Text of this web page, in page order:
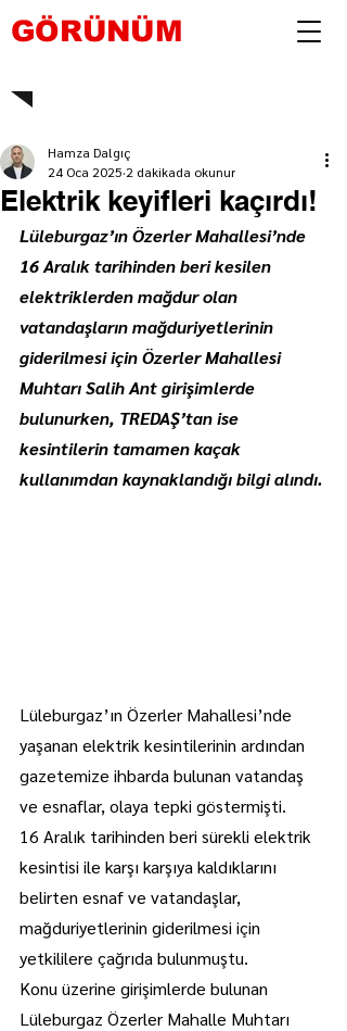
GÖRÜNÜM
Elektrik keyifleri kaçırdı!
Hamza Dalgıç
24 Oca 2025 2 dakikada okunur
Lüleburgaz’ın Özerler Mahallesi’nde
16 Aralık tarihinden beri kesilen
elektriklerden mağdur olan
vatandaşların mağduriyetlerinin
giderilmesi için Özerler Mahallesi
Muhtarı Salih Ant girişimlerde
bulunurken, TREDAŞ’tan ise
kesintilerin tamamen kaçak
kullanımdan kaynaklandığı bilgi alındı.
Lüleburgaz’ın Özerler Mahallesi’nde
yaşanan elektrik kesintilerinin ardından
gazetemize ihbarda bulunan vatandaş
ve esnaflar, olaya tepki göstermişti.
16 Aralık tarihinden beri sürekli elektrik
kesintisi ile karşı karşıya kaldıklarını
belirten esnaf ve vatandaşlar,
mağduriyetlerinin giderilmesi için
yetkililere çağrıda bulunmuştu.
Konu üzerine girişimlerde bulunan
Lüleburgaz Özerler Mahalle Muhtarı